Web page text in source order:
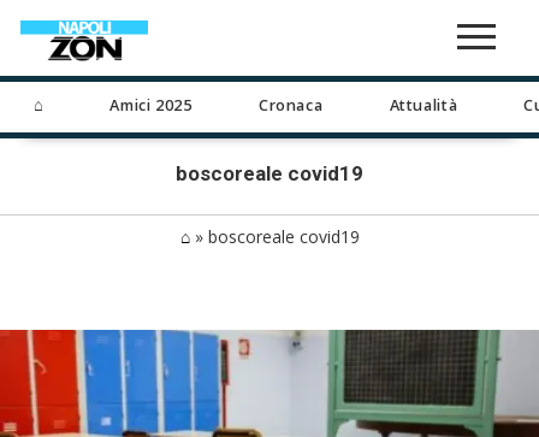
⌂ Amici 2025 Cronaca Attualità
boscoreale covid19
⌂» boscoreale covid19